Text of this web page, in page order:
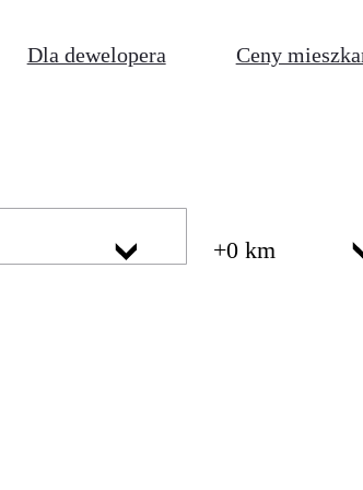
Dla dewelopera Ceny
+0 km